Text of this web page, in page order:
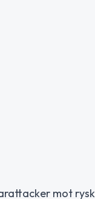
mot